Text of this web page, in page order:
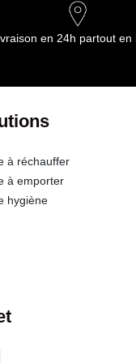
en 24h partout en
à réchauffer
à emporter
hygiène